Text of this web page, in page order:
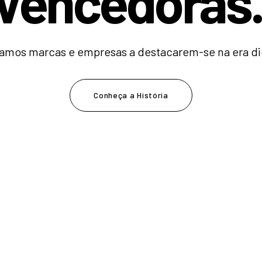
marcas e empresas a destacarem-se na era
Conheça a História